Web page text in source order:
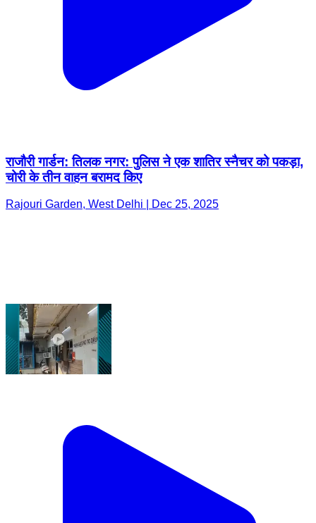
राजौरी गार्डन: तिलक नगर: पुलिस ने एक शातिर स्नैचर को पकड़ा,
चोरी के तीन वाहन बरामद किए
Rajouri Garden, West Delhi | Dec 25, 2025